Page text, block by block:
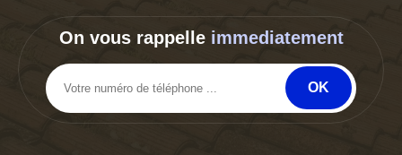
On vous rappelle immediatement